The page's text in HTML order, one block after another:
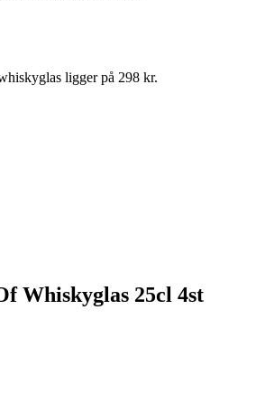
ligger på 298 kr.
Whiskyglas 25cl 4st